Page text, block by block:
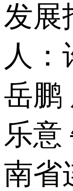
发展
人：
岳鹏
乐意
南省